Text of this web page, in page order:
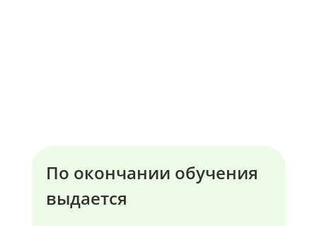
По окончании обучения
выдается